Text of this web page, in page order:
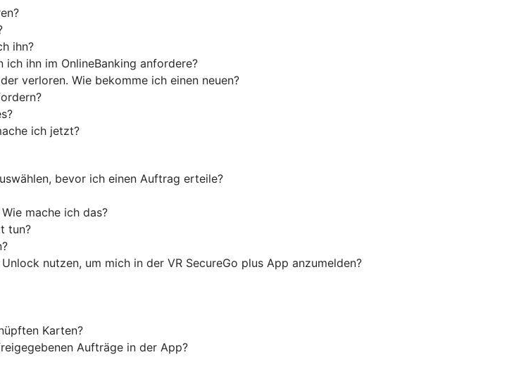
ihn?
ihn im OnlineBanking anfordere?
verloren. Wie bekomme ich einen neuen?
ich jetzt?
bevor ich einen Auftrag erteile?
mache ich das?
tun?
nutzen, um mich in der VR SecureGo plus App anzumelden?
Karten?
Aufträge in der App?